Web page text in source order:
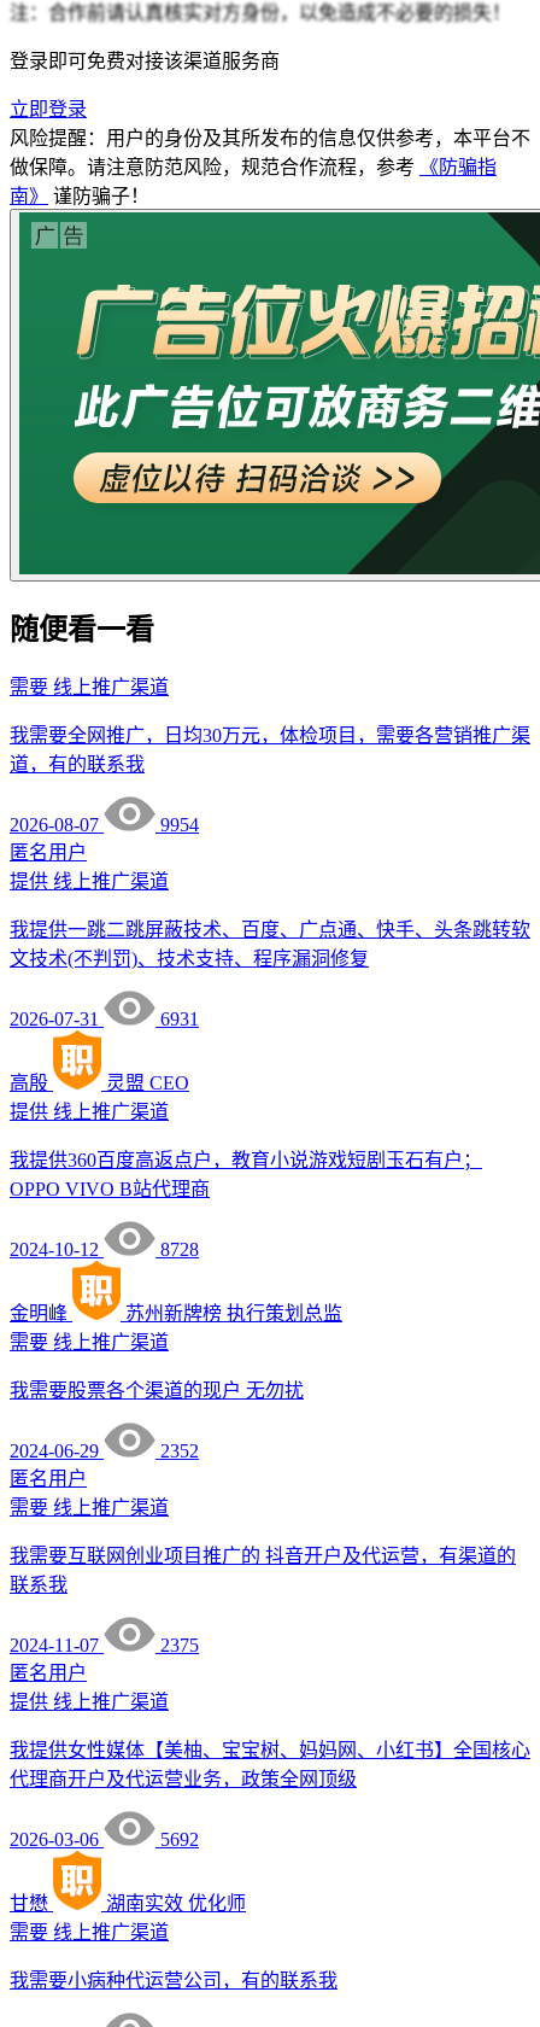
注：合作前请认真核实对方身份，以免造成不必要的损失！
登录即可免费对接该渠道服务商
立即登录
风险提醒：用户的身份及其所发布的信息仅供参考，本平台不
做保障。请注意防范风险，规范合作流程，参考
《防骗指
南》
谨防骗子！
随便看一看
需要 线上推广渠道
我需要全网推广，日均30万元，体检项目，需要各营销推广渠
道，有的联系我
2026-08-07
9954
匿名用户
提供 线上推广渠道
我提供一跳二跳屏蔽技术、百度、广点通、快手、头条跳转软
文技术(不判罚)、技术支持、程序漏洞修复
2026-07-31 6931
高殷 灵盟 CEO
提供 线上推广渠道
我提供360百度高返点户，教育小说游戏短剧玉石有户；
OPPO VIVO B站代理商
2024-10-12 8728
金明峰 苏州新牌榜 执行策划总监
需要 线上推广渠道
我需要股票各个渠道的现户 无勿扰
2024-06-29
2352
匿名用户
需要 线上推广渠道
我需要互联网创业项目推广的 抖音开户及代运营，有渠道的
联系我
2024-11-07
2375
匿名用户
提供 线上推广渠道
我提供女性媒体【美柚、宝宝树、妈妈网、小红书】全国核心
代理商开户及代运营业务，政策全网顶级
2026-03-06 5692
甘懋 湖南实效 优化师
需要 线上推广渠道
我需要小病种代运营公司，有的联系我